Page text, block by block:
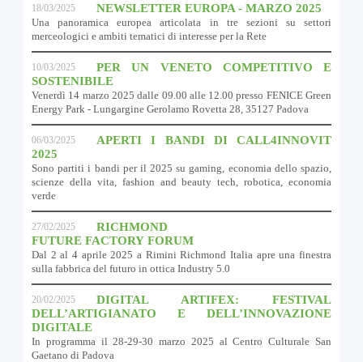
18/03/2025 NEWSLETTER EUROPA - MARZO 2025
Una panoramica europea articolata in tre sezioni su settori
merceologici e ambiti tematici di interesse per la Rete
10/03/2025
PER UN VENETO COMPETITIVO E
SOSTENIBILE
Venerdì 14 marzo 2025 dalle 09.00 alle 12.00 presso FENICE Green
Energy Park - Lungargine Gerolamo Rovetta 28, 35127 Padova
06/03/2025
APERTI I BANDI DI CALL4INNOVIT
2025
Sono partiti i bandi per il 2025 su gaming, economia dello spazio,
scienze della vita, fashion and beauty tech, robotica, economia
verde
27/02/2025
RICHMOND
FUTURE FACTORY FORUM
Dal 2 al 4 aprile 2025 a Rimini Richmond Italia apre una finestra
sulla fabbrica del futuro in ottica Industry 5.0
20/02/2025
DIGITAL ARTIFEX: FESTIVAL
DELL’ARTIGIANATO E DELL’INNOVAZIONE
DIGITALE
In programma il 28-29-30 marzo 2025 al Centro Culturale San
Gaetano di Padova